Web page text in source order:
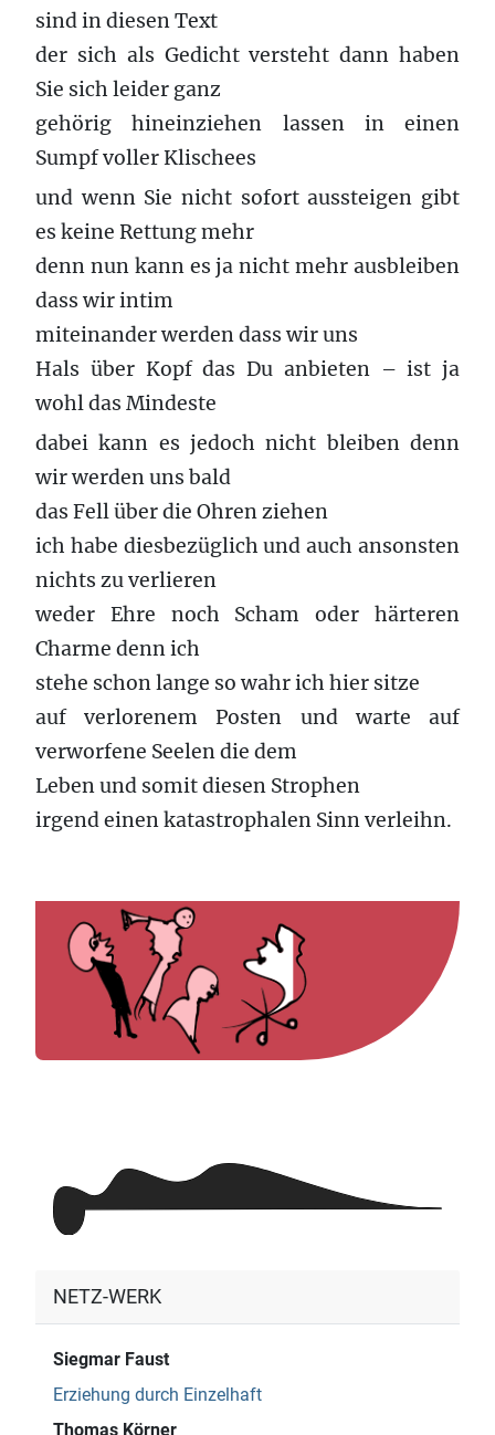
sind in diesen Text
der sich als Gedicht versteht dann haben
Sie sich leider ganz
gehörig hineinziehen lassen in einen
Sumpf voller Klischees
und wenn Sie nicht sofort aussteigen gibt
es keine Rettung mehr
denn nun kann es ja nicht mehr ausbleiben
dass wir intim
miteinander werden dass wir uns
Hals über Kopf das Du anbieten – ist ja
wohl das Mindeste
dabei kann es jedoch nicht bleiben denn
wir werden uns bald
das Fell über die Ohren ziehen
ich habe diesbezüglich und auch ansonsten
nichts zu verlieren
weder Ehre noch Scham oder härteren
Charme denn ich
stehe schon lange so wahr ich hier sitze
auf verlorenem Posten und warte auf
verworfene Seelen die dem
Leben und somit diesen Strophen
irgend einen katastrophalen Sinn verleihn.
NETZ-WERK
Siegmar Faust
Erziehung durch Einzelhaft
Thomas Körner